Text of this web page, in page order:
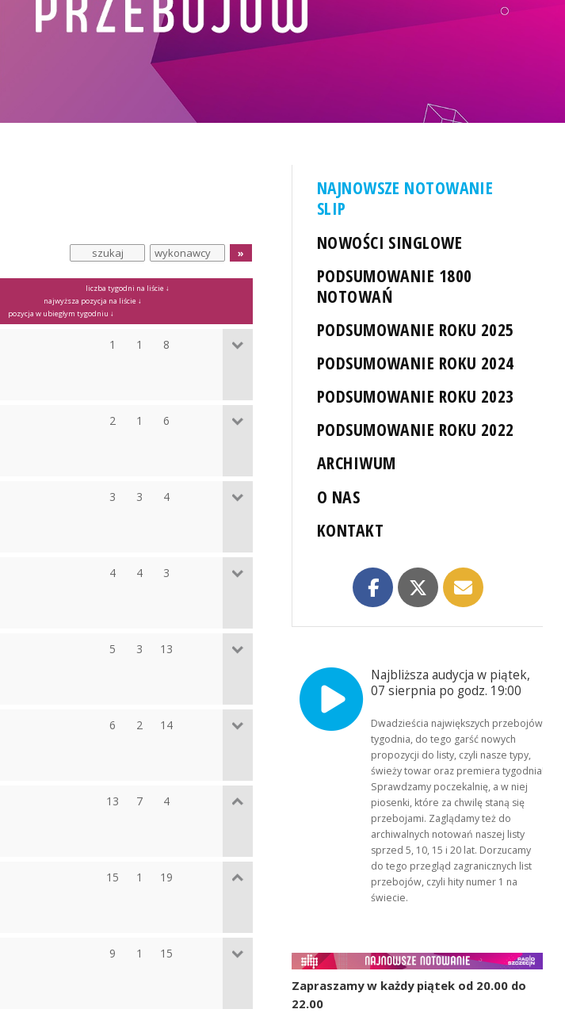
liczba tygodni na liście ↓
najwyższa pozycja na liście ↓
pozycja w ubiegłym tygodniu ↓
1 1 8
2 1 6
3 3 4
4 4 3
5 3 13
6 2 14
13 7 4
15 1 19
9 1 15
NAJNOWSZE NOTOWANIE
SLIP
NOWOŚCI SINGLOWE
PODSUMOWANIE 1800
NOTOWAŃ
PODSUMOWANIE ROKU 2025
PODSUMOWANIE ROKU 2024
PODSUMOWANIE ROKU 2023
PODSUMOWANIE ROKU 2022
ARCHIWUM
O NAS
KONTAKT
Najbliższa audycja w piątek,
07 sierpnia po godz. 19:00
Dwadzieścia największych przebojów
tygodnia, do tego garść nowych
propozycji do listy, czyli nasze typy,
świeży towar oraz premiera tygodnia!
Sprawdzamy poczekalnię, a w niej
piosenki, które za chwilę staną się
przebojami. Zaglądamy też do
archiwalnych notowań naszej listy
sprzed 5, 10, 15 i 20 lat. Dorzucamy
do tego przegląd zagranicznych list
przebojów, czyli hity numer 1 na
świecie.
Zapraszamy w każdy piątek od 20.00 do
22.00